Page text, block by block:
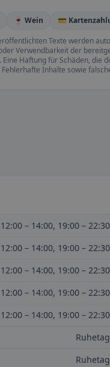
🍷 Wein 💳
Texte werden
Verwendbarkeit der
Haftung für Schäden, die
Inhalte sowie
12:00 – 14:00, 19:00 – 22:30
12:00 – 14:00, 19:00 – 22:30
12:00 – 14:00, 19:00 – 22:30
12:00 – 14:00, 19:00 – 22:30
12:00 – 14:00, 19:00 – 22:30
Ruhetag
Ruhetag